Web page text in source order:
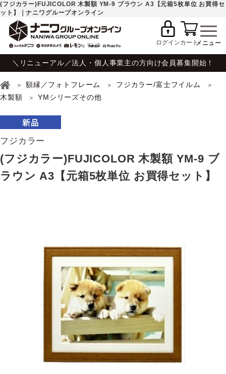
(フジカラー)FUJICOLOR 木製額 YM-9 ブラウン A3【元箱5枚単位 お買得セ
ット】｜ナニワグループオンライン
ログインカート
＼リニューアル／法人・個人事業主の方向け会員募集開始！
額縁／フォトフレーム
フジカラー/富士フイルム
木製額
YMシリーズその他
フジカラー
(フジカラー)FUJICOLOR 木製額 YM-9 ブ
ラウン A3【元箱5枚単位 お買得セット】